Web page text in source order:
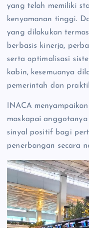
yang telah memiliki
kenyamanan tinggi.
yang dilakukan
berbasis kinerja,
serta optimalisasi
kabin, kesemuanya
pemerintah dan
INACA
maskapai
sinyal positif bagi
penerbangan secara